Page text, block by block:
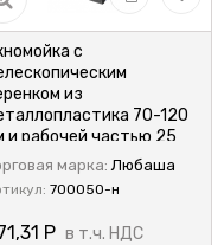
с
из
70-120
и рабочей частью 25
ЛЮБАША, 700050
марка: Любаша
700050-н
Р в т.ч. НДС